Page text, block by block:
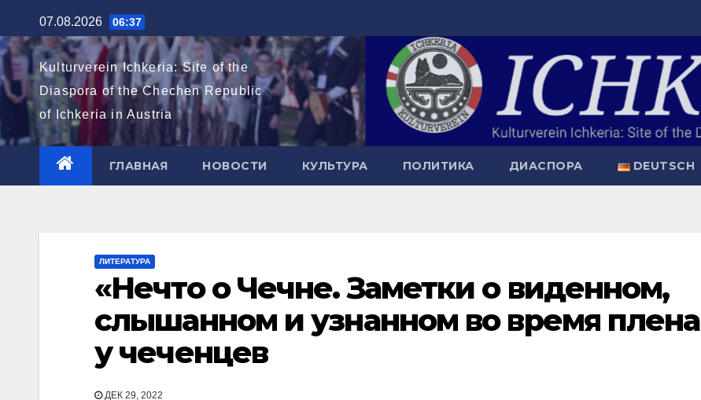
к
содержимому
07.08.2026 06:37
Kulturverein Ichkeria: Site of the
Diaspora of the Chechen Republic
of Ichkeria in Austria
ГЛАВНАЯ НОВОСТИ КУЛЬТУРА ПОЛИТИКА ДИАСПОРА DEUTSCH
ЛИТЕРАТУРА
«Нечто о Чечне. Заметки о виденном,
слышанном и узнанном во время плена
у чеченцев
ДЕК 29, 2022